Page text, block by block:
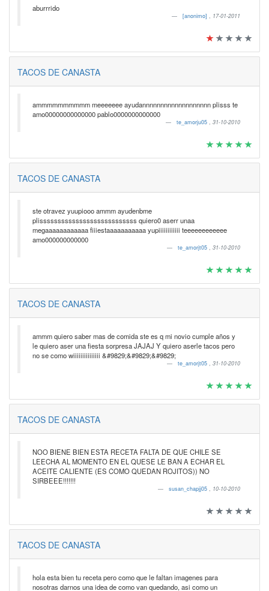
aburrrido
[anonimo] , 17-01-2011
TACOS DE CANASTA
ammmmmmmmmm meeeeeee ayudannnnnnnnnnnnnnnnnnn plisss te
amo00000000000000 pablo0000000000000
te_amorju05 , 31-10-2010
TACOS DE CANASTA
ste otravez yuupiooo ammm ayudenbme
plisssssssssssssssssssssssssss quiero0 aserr unaa
megaaaaaaaaaaaa fiiiestaaaaaaaaaaa yupiiiiiiiiiiii teeeeeeeeeeee
amo000000000000
te_amorjt05 , 31-10-2010
TACOS DE CANASTA
ammm quiero saber mas de comida ste es q mi novio cumple años y
le quiero aser una fiesta sorpresa JAJAJ Y quiero aserle tacos pero
no se como wiiiiiiiiiiiiiii &#9829;&#9829;&#9829;
te_amorjt05 , 31-10-2010
TACOS DE CANASTA
NOO BIENE BIEN ESTA RECETA FALTA DE QUE CHILE SE
LEECHA AL MOMENTO EN EL QUESE LE BAN A ECHAR EL
ACEITE CALIENTE (ES COMO QUEDAN ROJITOS)) NO
SIRBEEE!!!!!!!
susan_chapjj05 , 10-10-2010
TACOS DE CANASTA
hola esta bien tu receta pero como que le faltan imagenes para
nosotras darnos una idea de como van quedando, asi como un